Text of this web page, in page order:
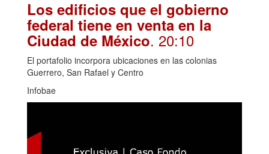
Los edificios que el gobierno
federal tiene en venta en la
Ciudad de México. 20:10
El portafolio incorpora ubicaciones en las colonias
Guerrero, San Rafael y Centro
Infobae